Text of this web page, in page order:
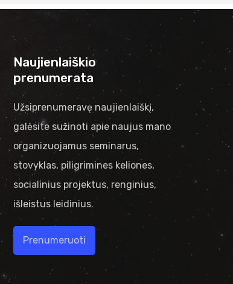
Naujienlaiškio
prenumerata
Užsiprenumeravę naujienlaiškį,
galėsite sužinoti apie naujus mano
organizuojamus seminarus,
stovyklas, piligrimines keliones,
socialinius projektus, renginius,
išleistus leidinius.
Prenumeruoti